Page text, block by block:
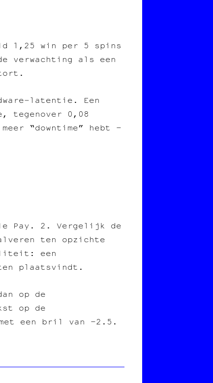
1,25 win per 5 spins
verwachting als een
Een
tegenover 0,08
“downtime” hebt –
Pay. 2. Vergelijk de
ten opzichte
een
plaatsvindt.
op de
op de
een bril van -2.5.